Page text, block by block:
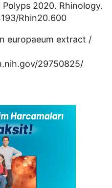
2020. Rhinology.
Rhin20.600
extract /
29750825/